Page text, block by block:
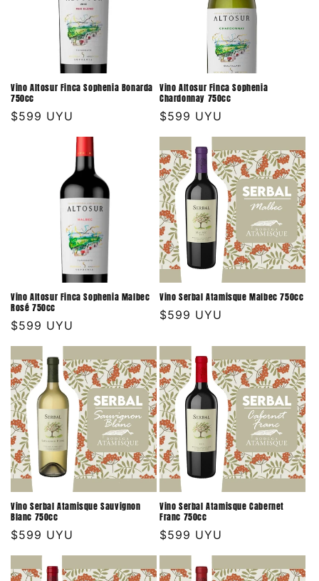
Vino Altosur Finca Sophenia Bonarda
750cc
Precio
$599 UYU
Vino Altosur Finca Sophenia
Chardonnay 750cc
Precio
$599 UYU
Vino Altosur Finca Sophenia Malbec
Rosé 750cc
Precio
$599 UYU
Vino Serbal Atamisque Malbec 750cc
Precio
$599 UYU
Vino Serbal Atamisque Sauvignon
Blanc 750cc
Precio
$599 UYU
Vino Serbal Atamisque Cabernet
Franc 750cc
Precio
$599 UYU